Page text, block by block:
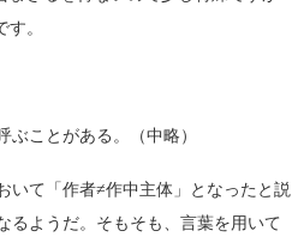
。
ことがある。（中略）
て「作者≠作中主体」となったと説
るようだ。そもそも、言葉を用いて